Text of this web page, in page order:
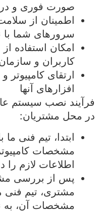
صورت فوری و
اطمینان از
سرورهای شما
امکان استفاده
کاربران و
ارتقای
افزارهای آنها
فرآیند نصب سیستم
در محل مشتریان:
ابتدا، تیم فنی
مشخصات
اطلاعات لازم را
پس از بررسی
مشتری، تیم فنی
مشخصات آن،